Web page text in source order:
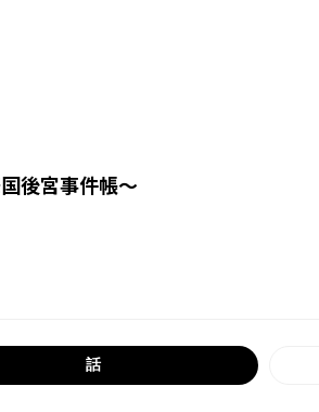
後宮事件帳～
話